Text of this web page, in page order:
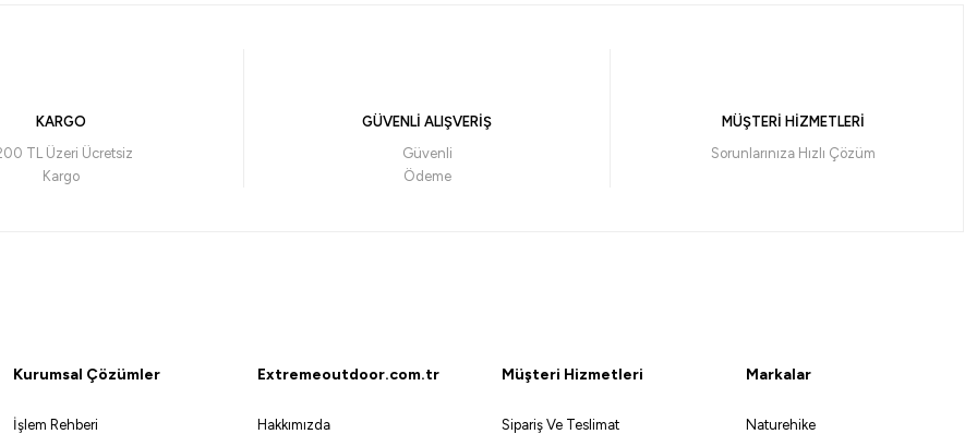
KARGO
TL Üzeri Ücretsiz
Kargo
GÜVENLİ ALIŞVERİŞ
Güvenli
Ödeme
MÜŞTERİ HİZMETLERİ
Sorunlarınıza Hızlı Çözüm
Kurumsal Çözümler
İşlem Rehberi
Extremeoutdoor.com.tr
Hakkımızda
Müşteri Hizmetleri
Sipariş Ve Teslimat
Markalar
Naturehike